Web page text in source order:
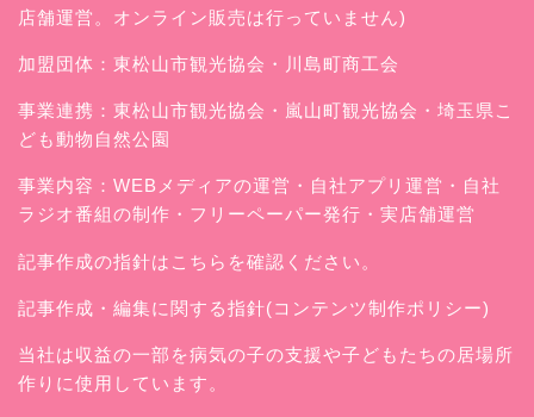
店舗運営。オンライン販売は行っていません)
加盟団体：東松山市観光協会・川島町商工会
事業連携：東松山市観光協会・嵐山町観光協会・埼玉県こ
ども動物自然公園
事業内容：WEBメディアの運営・自社アプリ運営・自社
ラジオ番組の制作・フリーペーパー発行・実店舗運営
記事作成の指針はこちらを確認ください。
記事作成・編集に関する指針(コンテンツ制作ポリシー)
当社は収益の一部を病気の子の支援や子どもたちの居場所
作りに使用しています。